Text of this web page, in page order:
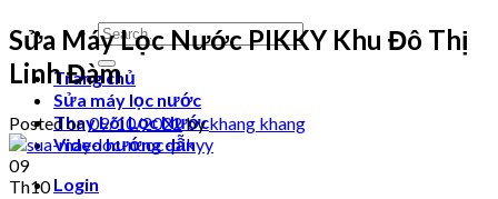
Search
for:
Trang chủ
Sửa máy lọc nước
Thay Lõi Lọc Nước
Video hướng dẫn
Login
Sửa Máy Lọc Nước PIKKY Khu Đô Thị
Linh Đàm
Posted on09/10/2022bykhang khang
09
Th10